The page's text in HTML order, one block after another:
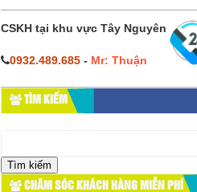
CSKH tại khu vực Tây Nguyên
0932.489.685- Mr: Thuận
TÌM KIẾM
cho:
CHĂM SÓC KHÁCH HÀNG MIỄN PHÍ